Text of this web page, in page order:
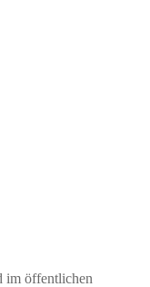
im öffentlichen